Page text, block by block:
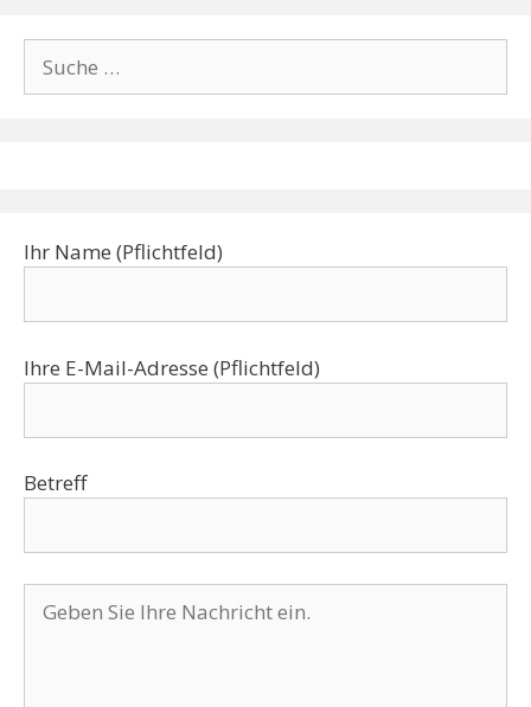
o
k
n
Ihr Name (Pflichtfeld)
Ihre E-Mail-Adresse (Pflichtfeld)
Betreff